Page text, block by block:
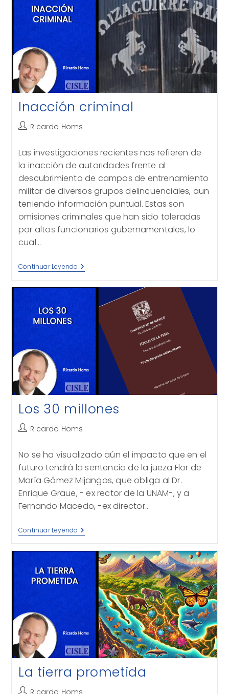
Inacción criminal
Autor
la
entrada:
Ricardo Homs
Las investigaciones recientes nos refieren de
la inacción de autoridades frente al
descubrimiento de campos de entrenamiento
militar de diversos grupos delincuenciales, aun
teniendo información puntual. Estas son
omisiones criminales que han sido toleradas
por altos funcionarios gubernamentales, lo
cual…
Continuar Leyendo Inacción
Criminal
Los 30 millones
Autor
entrada:
Ricardo Homs
No se ha visualizado aún el impacto que en el
futuro tendrá la sentencia de la jueza Flor de
María Gómez Mijangos, que obliga al Dr.
Enrique Graue, - ex rector de la UNAM-, y a
Fernando Macedo, -ex director…
Continuar Leyendo Los
30
La tierra prometida
Autor